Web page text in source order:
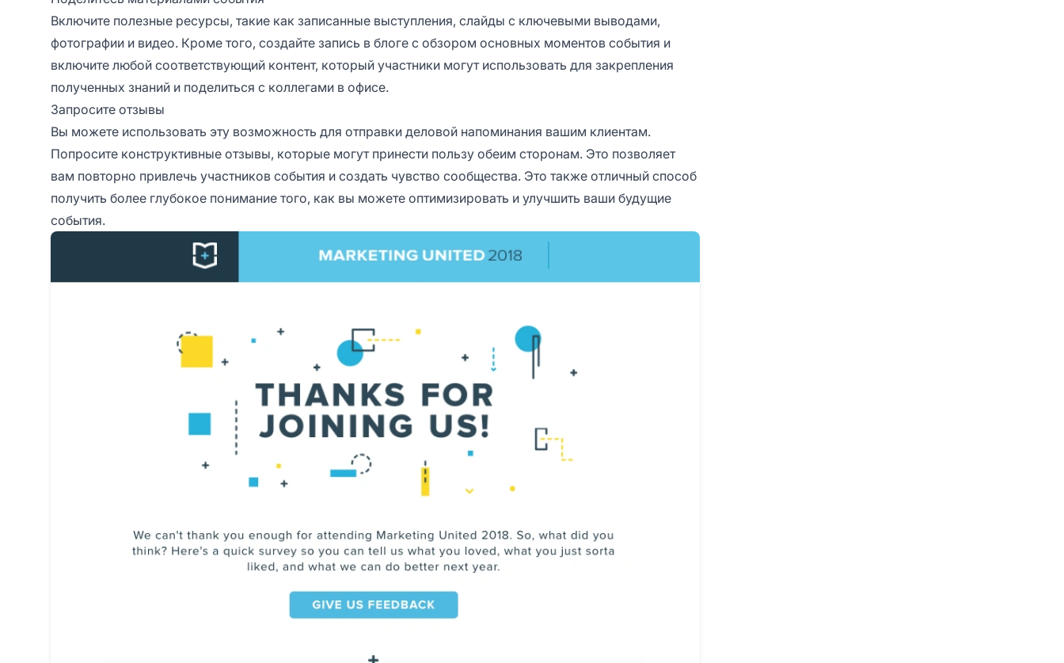
Включите полезные ресурсы, такие как записанные выступления, слайды с ключевыми выводами,
фотографии и видео. Кроме того, создайте запись в блоге с обзором основных моментов события и
включите любой соответствующий контент, который участники могут использовать для закрепления
полученных знаний и поделиться с коллегами в офисе.
Запросите отзывы
Вы можете использовать эту возможность для отправки деловой напоминания вашим клиентам.
Попросите конструктивные отзывы, которые могут принести пользу обеим сторонам. Это позволяет
вам повторно привлечь участников события и создать чувство сообщества. Это также отличный способ
получить более глубокое понимание того, как вы можете оптимизировать и улучшить ваши будущие
события.